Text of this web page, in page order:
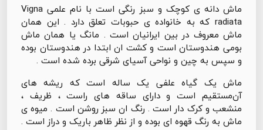
ماش دانه ی کوچک و سبز رنگی است با نام علمی Vigna
radiata که به خانواده ی حبوبات تعلق دارد . این همان
ماش معروف در بین ایرانیان است . مانگ یا همان ماش
بومی هندوستان است و کشت ان ابتدا در هندوستان بوده
و سپس به چین و نواحی آسیای شرقی برده شده است .
ماش یک گیاه علفی یک ساله است که ریشه های
آن‌مستقیم است و دارای ساقه های راست ، ظریف ،
منشعب و کرک دار است . رنگ ان سبز روشن است . میوه ی
ماش به رنگ قهوه ای بوده و از نظر ظاهر باریک و دراز است .